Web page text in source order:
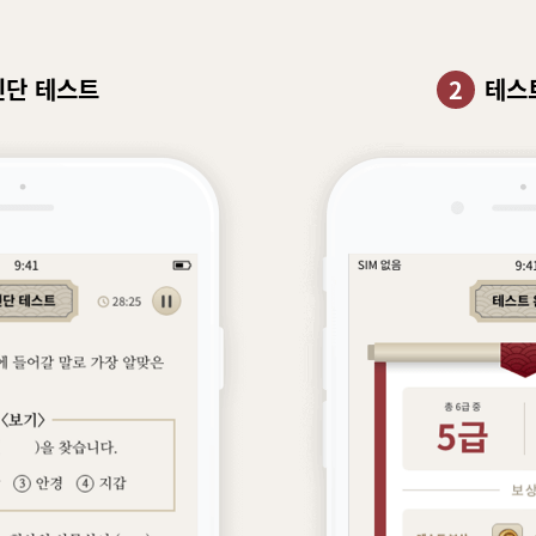
테스트 2 테스